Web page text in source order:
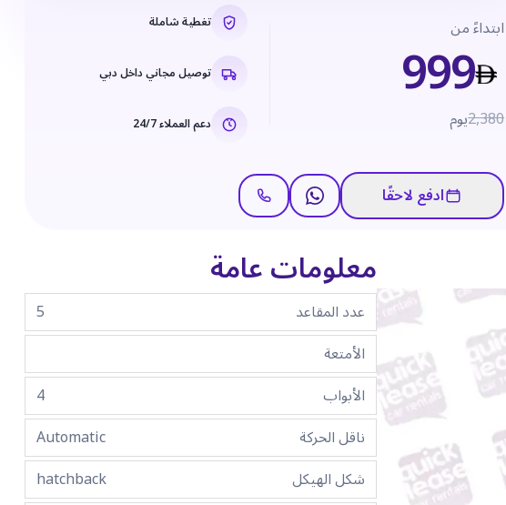
ابتداءً من9992,380يوم
تغطية شاملة
توصيل مجاني داخل دبي
دعم العملاء 24/7
ادفع لاحقًا
معلومات عامة
عدد المقاعد
5
الأمتعة
الأبواب
4
ناقل الحركة
Automatic
شكل الهيكل
hatchback